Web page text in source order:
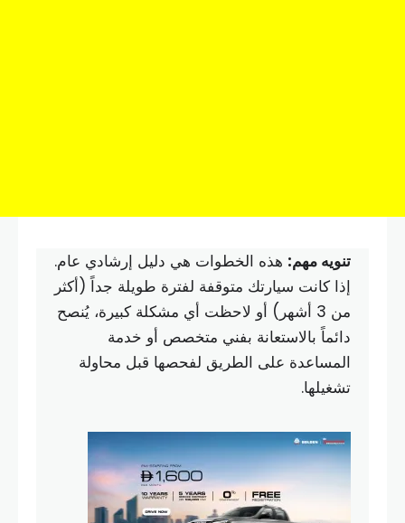
تنويه مهم: هذه الخطوات هي دليل إرشادي عام.
إذا كانت سيارتك متوقفة لفترة طويلة جداً (أكثر
من 3 أشهر) أو لاحظت أي مشكلة كبيرة، يُنصح
دائماً بالاستعانة بفني متخصص أو خدمة
المساعدة على الطريق لفحصها قبل محاولة
تشغيلها.